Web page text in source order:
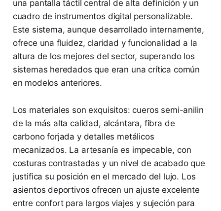
una pantalla táctil central de alta definición y un
cuadro de instrumentos digital personalizable.
Este sistema, aunque desarrollado internamente,
ofrece una fluidez, claridad y funcionalidad a la
altura de los mejores del sector, superando los
sistemas heredados que eran una crítica común
en modelos anteriores.
Los materiales son exquisitos: cueros semi-anilin
de la más alta calidad, alcántara, fibra de
carbono forjada y detalles metálicos
mecanizados. La artesanía es impecable, con
costuras contrastadas y un nivel de acabado que
justifica su posición en el mercado del lujo. Los
asientos deportivos ofrecen un ajuste excelente
entre confort para largos viajes y sujeción para